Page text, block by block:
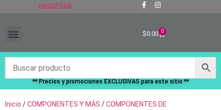
INGRESAR
$0.00 0
** Precios y promociones EXCLUSIVAS para este sitio **
Inicio /COMPONENTES Y MÁS /COMPONENTES DE